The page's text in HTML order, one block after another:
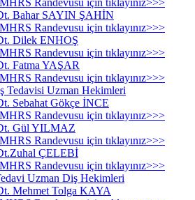
Bahar SAYIN ŞAHİN
MHRS Randevusu için tıklayınız>>>
Dilek ENHOŞ
MHRS Randevusu için tıklayınız>>>
Fatma YAŞAR
MHRS Randevusu için tıklayınız>>>
Tedavisi Uzman Hekimleri
Sebahat Gökçe İNCE
MHRS Randevusu için tıklayınız>>>
Gül YILMAZ
MHRS Randevusu için tıklayınız>>>
ÇELEBİ
MHRS Randevusu için tıklayınız>>>
Uzman Diş Hekimleri
Mehmet Tolga KAYA